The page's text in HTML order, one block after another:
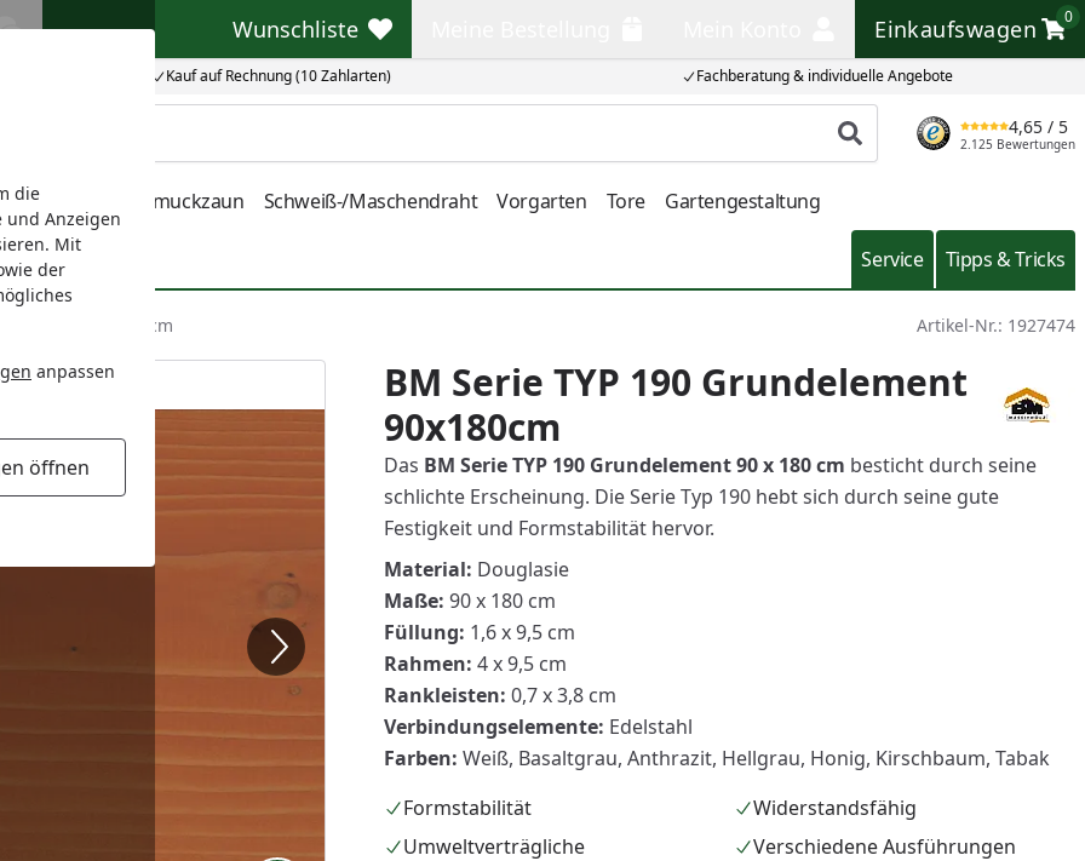
die
und Anzeigen
Mit
der
anpassen
öffnen
Kauf auf Rechnung (10 Zahlarten) Fachberatung & individuelle Angebote
Wunschliste
Wunschliste Einkaufswagen
0
Einkaufswagen
Produkt suchen
4,65 / 5
2.125 Bewertungen
Schmuckzaun Schweiß-/Maschendraht Vorgarten Tore Gartengestaltung
Service Tipps & Tricks
90x180cm Artikel-Nr.: 1927474
BM Serie TYP 190 Grundelement
90x180cm
Das BM Serie TYP 190 Grundelement 90 x 180 cm besticht durch seine
schlichte Erscheinung. Die Serie Typ 190 hebt sich durch seine gute
Festigkeit und Formstabilität hervor.
Material: Douglasie
Maße: 90 x 180 cm
Füllung: 1,6 x 9,5 cm
Rahmen: 4 x 9,5 cm
Rankleisten: 0,7 x 3,8 cm
Verbindungselemente: Edelstahl
Farben: Weiß, Basaltgrau, Anthrazit, Hellgrau, Honig, Kirschbaum, Tabak
Formstabilität
Widerstandsfähig
Umweltverträgliche
Verschiedene Ausführungen